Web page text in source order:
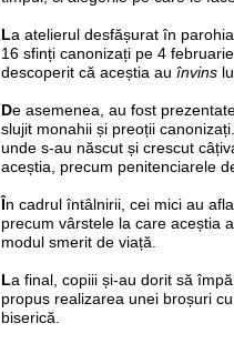
La atelierul desfășurat în
16 sfinți canonizați pe 4
descoperit că aceștia au învins
De asemenea, au fost
slujit monahii și preoții
unde s-au născut și crescut
aceștia, precum penitenciarele
În cadrul întâlnirii, cei mici au
precum vârstele la care aceștia
modul smerit de viață.
La final, copiii și-au dorit să
propus realizarea unei broșuri
biserică.